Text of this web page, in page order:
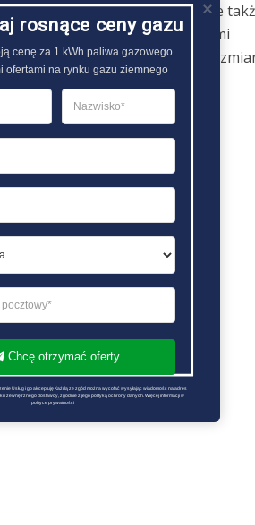
gazu ziemnego zaproponuje
zajmie się wszelkimi kwestiami
Systemu Dystrybucyjnego o
rosnące ceny gazu
cenę za 1 kWh paliwa gazowego
ofertami na rynku gazu ziemnego
Chcę otrzymać oferty
Usług i go akceptuję Każdą ze zgód można wycofać wysyłając wiadomość na adres
zewnętrznego dostawcy, zgodnie z jego polityką ochrony danych. Więcej informacji w
polityce prywatności